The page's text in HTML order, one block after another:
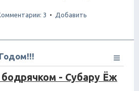
3 •
Добавить
бодрячком - Субару Ёж